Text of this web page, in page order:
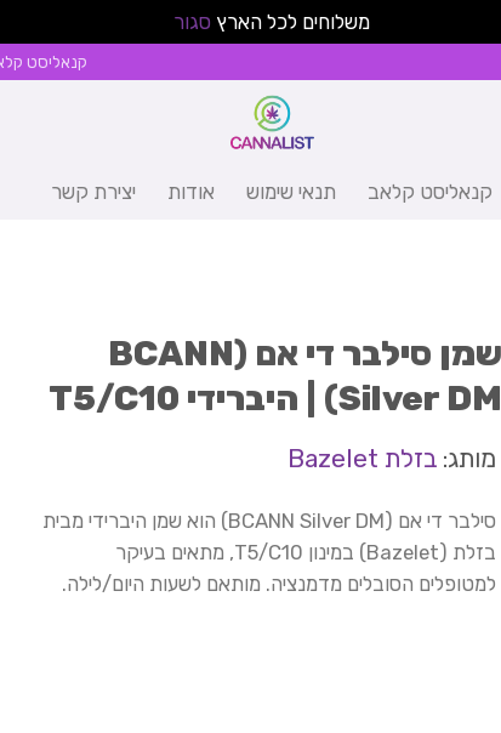
משלוחים לכל הארץ סגור
קנאליסט
קנאליסט קלאב תנאי שימוש אודות יצירת קשר
שמן סילבר די אם (BCANN
Silver DM) | היברידי T5/C10
מותג: בזלת Bazelet
סילבר די אם (BCANN Silver DM) הוא שמן היברידי מבית
בזלת (Bazelet) במינון T5/C10, מתאים בעיקר
למטופלים הסובלים מדמנציה. מותאם לשעות היום/לילה.